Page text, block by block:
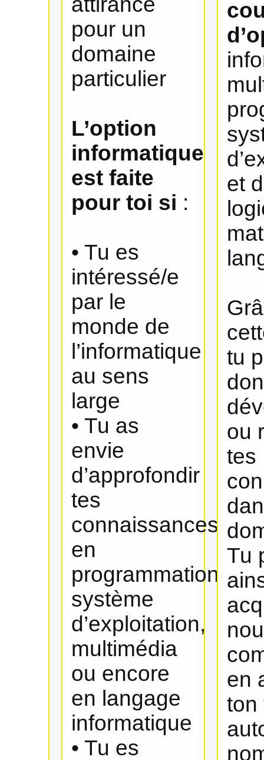
pour un
domaine
particulier
L’option
informatique
est faite
pour toi si :
• Tu es
intéressé/e
par le
monde de
l’informatique
au sens
large
• Tu as
envie
d’approfondir
tes
connaissances
en
programmation,
système
d’exploitation,
multimédia
ou encore
en langage
informatique
• Tu es
et
tu
ou
tes
Tu
en
ton